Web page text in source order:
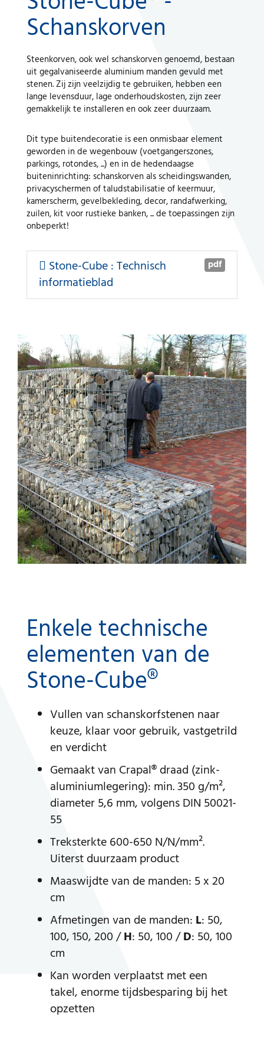
RONDOSTONE®
STONE-CUBE®
Schanskorven
Steenkorven, ook wel schanskorven genoemd, bestaan
uit gegalvaniseerde aluminium manden gevuld met
stenen. Zij zijn veelzijdig te gebruiken, hebben een
lange levensduur, lage onderhoudskosten, zijn zeer
gemakkelijk te installeren en ook zeer duurzaam.
Dit type buitendecoratie is een onmisbaar element
geworden in de wegenbouw (voetgangerszones,
parkings, rotondes, ...) en in de hedendaagse
buiteninrichting: schanskorven als scheidingswanden,
privacyschermen of taludstabilisatie of keermuur,
kamerscherm, gevelbekleding, decor, randafwerking,
zuilen, kit voor rustieke banken, ... de toepassingen zijn
onbeperkt!
pdf
Stone-Cube : Technisch
informatieblad
Enkele technische
elementen van de
Stone-Cube®
Vullen van schanskorfstenen naar
keuze, klaar voor gebruik, vastgetrild
en verdicht
Gemaakt van Crapal® draad (zink-
aluminiumlegering): min. 350 g/m²,
diameter 5,6 mm, volgens DIN 50021-
55
Treksterkte 600-650 N/N/mm².
Uiterst duurzaam product
Maaswijdte van de manden: 5 x 20
cm
Afmetingen van de manden: L: 50,
100, 150, 200 /H: 50, 100 /D: 50, 100
cm
Kan worden verplaatst met een
takel, enorme tijdsbesparing bij het
opzetten